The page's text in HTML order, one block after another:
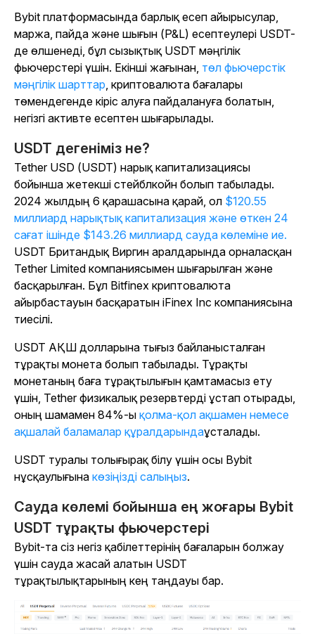
Bybit платформасында барлық есеп айырысулар,
маржа, пайда және шығын (P&L) есептеулері USDT-
де өлшенеді, бұл сызықтық USDT мәңгілік
фьючерстері үшін. Екінші жағынан, төл фьючерстік
мәңгілік шарттар, криптовалюта бағалары
төмендегенде кіріс алуға пайдалануға болатын,
негізгі активте есептен шығарылады.
USDT дегеніміз не?
Tether USD (USDT) нарық капитализациясы
бойынша жетекші стейблкойн болып табылады.
2024 жылдың 6 қарашасына қарай, ол $120.55
миллиард нарықтық капитализация және өткен 24
сағат ішінде $143.26 миллиард сауда көлеміне ие.
USDT Британдық Виргин аралдарында орналасқан
Tether Limited компаниясымен шығарылған және
басқарылған. Бұл Bitfinex криптовалюта
айырбастауын басқаратын iFinex Inc компаниясына
тиесілі.
USDT АҚШ долларына тығыз байланысталған
тұрақты монета болып табылады. Тұрақты
монетаның баға тұрақтылығын қамтамасыз ету
үшін, Tether физикалық резервтерді ұстап отырады,
оның шамамен 84%-ы қолма-қол ақшамен немесе
ақшалай баламалар құралдарындаұсталады.
USDT туралы толығырақ білу үшін осы Bybit
нұсқаулығына көзіңізді салыңыз.
Сауда көлемі бойынша ең жоғары Bybit
USDT тұрақты фьючерстері
Bybit-та сіз негіз қабілеттерінің бағаларын болжау
үшін сауда жасай алатын USDT
тұрақтылықтарының кең таңдауы бар.